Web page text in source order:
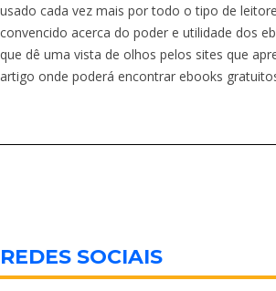
usado cada vez mais por todo o tipo de
convencido acerca do poder e utilidade dos
que dê uma vista de olhos pelos sites que
artigo onde poderá encontrar ebooks
REDES SOCIAIS